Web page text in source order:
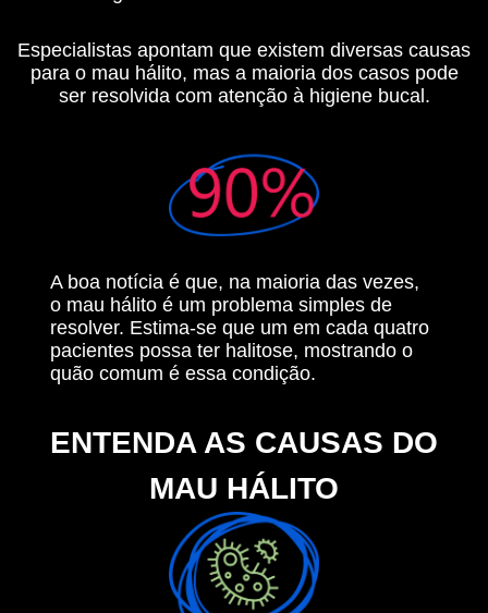
Especialistas apontam que existem diversas causas
para o mau hálito, mas a maioria dos casos pode
ser resolvida com atenção à higiene bucal.
A boa notícia é que, na maioria das vezes,
o mau hálito é um problema simples de
resolver. Estima-se que um em cada quatro
pacientes possa ter halitose, mostrando o
quão comum é essa condição.
ENTENDA AS CAUSAS DO
MAU HÁLITO